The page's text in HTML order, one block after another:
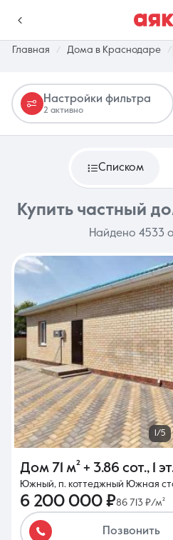
г. Краснодар
Недвижимость
О компании
8 (861)
Ежедневно с
Главная Дома в Краснодаре
Настройки фильтра
2 активно
Списком
Купить частный
Найдено 4533
1/5
Дом 71 м² + 3.86 сот., 1
Южный, п. коттеджный Южная
6 200 000 ₽86 713 ₽/м²
Позвонить